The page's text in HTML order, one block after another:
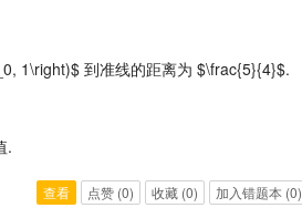
1\right)$ 到准线的距离为 $\frac{5}{4}$.
.
查看 点赞 (0) 收藏 (0) 加入错题本 (0)